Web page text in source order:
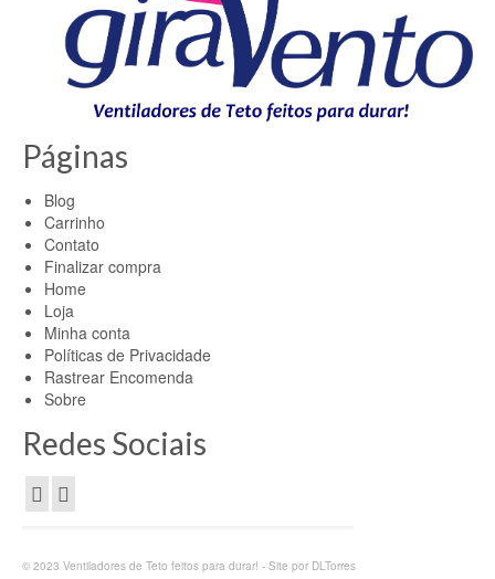
Páginas
Blog
Carrinho
Contato
Finalizar compra
Home
Loja
Minha conta
Políticas de Privacidade
Rastrear Encomenda
Sobre
Redes Sociais
© 2023 Ventiladores de Teto feitos para durar! - Site por DLTorres